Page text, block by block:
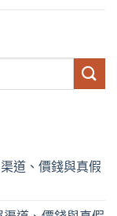
道、價錢與真假